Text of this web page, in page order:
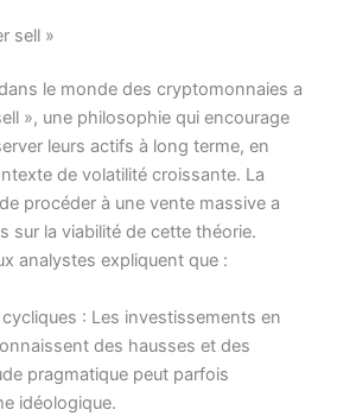
sell »
le monde des cryptomonnaies a
», une philosophie qui encourage
leurs actifs à long terme, en
de volatilité croissante. La
procéder à une vente massive a
sur la viabilité de cette théorie.
analystes expliquent que :
: Les investissements en
des hausses et des
pragmatique peut parfois
idéologique.